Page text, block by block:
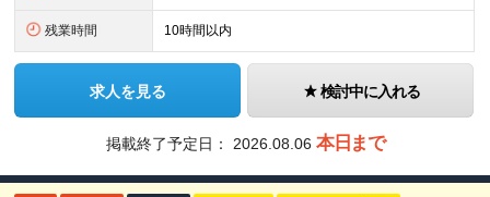
残業時間 10時間以内
求人を見る 検討中に入れる
掲載終了予定日： 2026.08.06 本日まで